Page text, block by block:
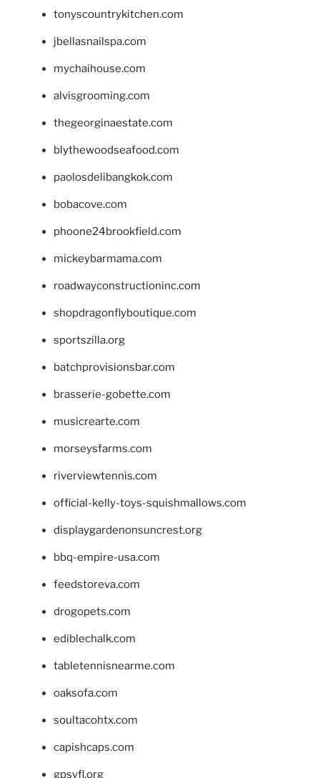
tonyscountrykitchen.com
jbellasnailspa.com
mychaihouse.com
alvisgrooming.com
thegeorginaestate.com
blythewoodseafood.com
paolosdelibangkok.com
bobacove.com
phoone24brookfield.com
mickeybarmama.com
roadwayconstructioninc.com
shopdragonflyboutique.com
sportszilla.org
batchprovisionsbar.com
brasserie-gobette.com
musicrearte.com
morseysfarms.com
riverviewtennis.com
official-kelly-toys-squishmallows.com
displaygardenonsuncrest.org
bbq-empire-usa.com
feedstoreva.com
drogopets.com
ediblechalk.com
tabletennisnearme.com
oaksofa.com
soultacohtx.com
capishcaps.com
gpsyfl.org